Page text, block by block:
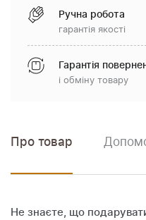
Ручна робота
гарантія якості
Гарантія
і обміну товару
Про товар
Не знаєте, що